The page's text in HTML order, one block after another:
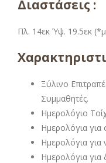
Διαστάσεις :
Πλ. 14εκ Ύψ. 19.5εκ
Ξύλινο
Συμμαθητές.
Ημερολόγιο
Ημερολόγια για
Ημερολόγια για
Ημερολόγια για